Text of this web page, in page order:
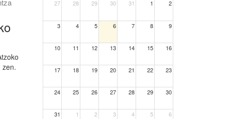
zen.
27 28 29 30 31 1 2
3 4 5 6 7 8 9
10 11 12 13 14 15 16
17 18 19 20 21 22 23
24 25 26 27 28 29 30
31 1 2 3 4 5 6